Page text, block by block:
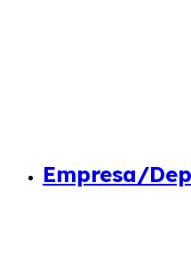
Empresa/